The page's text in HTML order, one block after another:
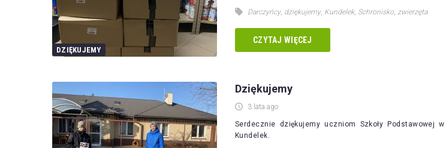
DZIĘKUJEMY
Darczyńcy, dziękujemy, Kundelek, Schronisko, zwierzęta
CZYTAJ WIĘCEJ
Dziękujemy
3 lata ago
Serdecznie dziękujemy uczniom Szkoły
Kundelek.